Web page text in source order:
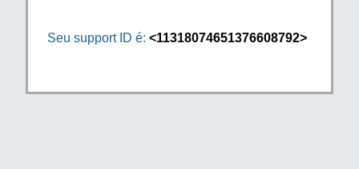
Seu support ID é: <11318074651376608792>